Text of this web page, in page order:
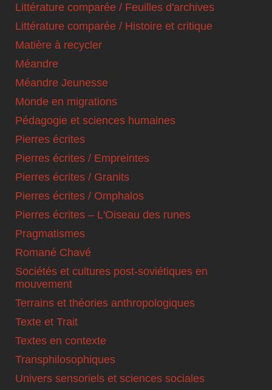
Littérature comparée / Feuilles d'archives
Littérature comparée / Histoire et critique
Matière à recycler
Méandre
Méandre Jeunesse
Monde en migrations
Pédagogie et sciences humaines
Pierres écrites
Pierres écrites / Empreintes
Pierres écrites / Granits
Pierres écrites / Omphalos
Pierres écrites – L'Oiseau des runes
Pragmatismes
Romané Chavé
Sociétés et cultures post-soviétiques en
mouvement
Terrains et théories anthropologiques
Texte et Trait
Textes en contexte
Transphilosophiques
Univers sensoriels et sciences sociales